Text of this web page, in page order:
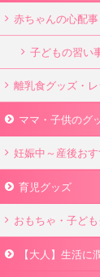
赤ちゃんの心配事
子どもの習い
離乳食グッズ・
ママ・子供のグ
妊娠中～産後お
育児グッズ
おもちゃ・子ど
【大人】生活に